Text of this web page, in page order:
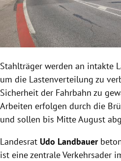
Stahlträger werden an intakte
um die Lastenverteilung zu
Sicherheit der Fahrbahn zu
Arbeiten erfolgen durch die
und sollen bis Mitte August
Landesrat Udo Landbauer
ist eine zentrale Verkehrsader